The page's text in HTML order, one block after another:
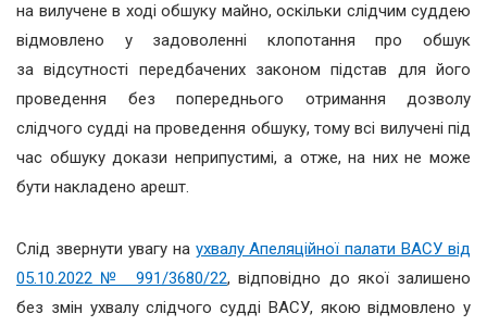
на вилучене в ході обшуку майно, оскільки слідчим суддею
відмовлено у задоволенні клопотання про обшук
за відсутності передбачених законом підстав для його
проведення без попереднього отримання дозволу
слідчого судді на проведення обшуку, тому всі вилучені під
час обшуку докази неприпустимі, а отже, на них не може
бути накладено арешт.
Слід звернути увагу на ухвалу Апеляційної палати ВАСУ від
05.10.2022 № 991/3680/22, відповідно до якої залишено
без змін ухвалу слідчого судді ВАСУ, якою відмовлено у